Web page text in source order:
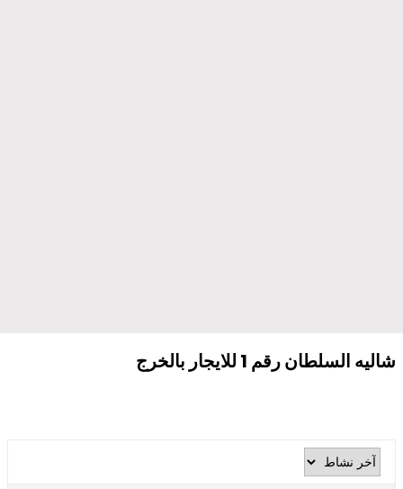
شاليه السلطان رقم 1 للايجار بالخرج